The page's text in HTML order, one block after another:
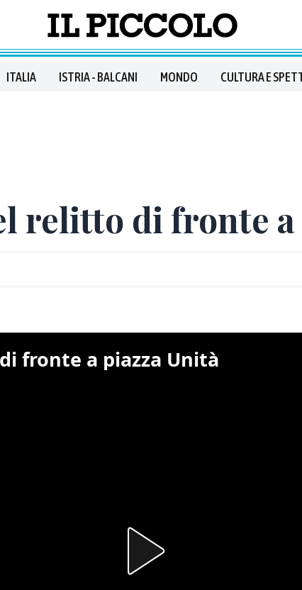
ITALIA ISTRIA - BALCANI MONDO CULTURA E
relitto di fronte a
fronte a piazza Unità